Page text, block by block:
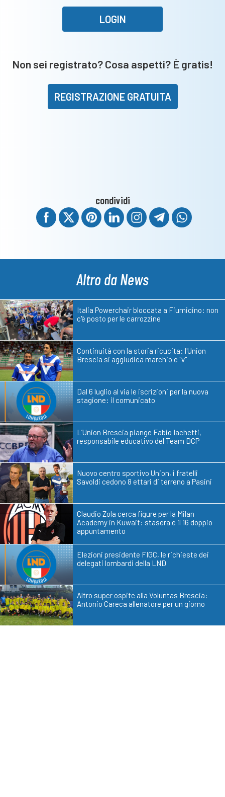
LOGIN
Non sei registrato? Cosa aspetti? È gratis!
REGISTRAZIONE GRATUITA
condividi
Altro da News
Italia Powerchair bloccata a Fiumicino: non
c'è posto per le carrozzine
Continuità con la storia ricucita: l'Union
Brescia si aggiudica marchio e "v"
Dal 6 luglio al via le iscrizioni per la nuova
stagione: il comunicato
L’Union Brescia piange Fabio Iachetti,
responsabile educativo del Team DCP
Nuovo centro sportivo Union, i fratelli
Savoldi cedono 8 ettari di terreno a Pasini
Claudio Zola cerca figure per la Milan
Academy in Kuwait: stasera e il 16 doppio
appuntamento
Elezioni presidente FIGC, le richieste dei
delegati lombardi della LND
Altro super ospite alla Voluntas Brescia:
Antonio Careca allenatore per un giorno